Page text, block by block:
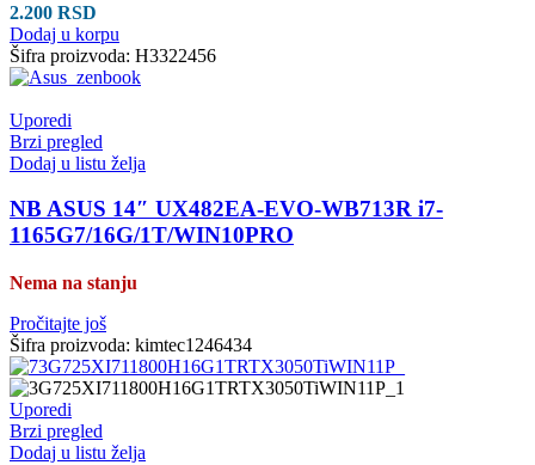
2.200 RSD
Dodaj u korpu
Šifra proizvoda: H3322456
Uporedi
Brzi pregled
Dodaj u listu želja
NB ASUS 14″ UX482EA-EVO-WB713R i7-
1165G7/16G/1T/WIN10PRO
Nema na stanju
Pročitajte još
Šifra proizvoda: kimtec1246434
Uporedi
Brzi pregled
Dodaj u listu želja